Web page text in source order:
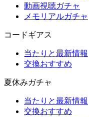
動画視聴ガチャ
メモリアルガチャ
コードギアス
当たりと最新情報
交換おすすめ
夏休みガチャ
当たりと最新情報
交換おすすめ